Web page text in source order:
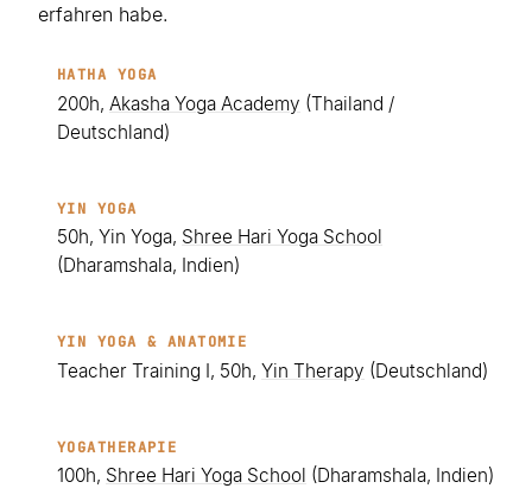
erfahren habe.
HATHA YOGA
200h, Akasha Yoga Academy (Thailand /
Deutschland)
YIN YOGA
50h, Yin Yoga, Shree Hari Yoga School
(Dharamshala, Indien)
YIN YOGA & ANATOMIE
Teacher Training I, 50h, Yin Therapy (Deutschland)
YOGATHERAPIE
100h, Shree Hari Yoga School (Dharamshala, Indien)